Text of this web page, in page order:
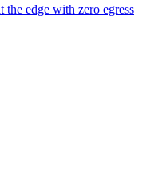
the edge with zero egress